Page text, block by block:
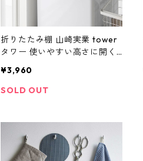
折りたたみ棚 山崎実業 tower
タワー 使いやすい高さに開く
棚 10020 ブラック
¥3,960
SOLD OUT